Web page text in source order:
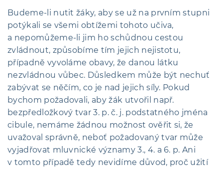
Budeme-li nutit žáky, aby se už na prvním stupni
potýkali se všemi obtížemi tohoto učiva,
a nepomůžeme-li jim ho schůdnou cestou
zvládnout, způsobíme tím jejich nejistotu,
případně vyvoláme obavy, že danou látku
nezvládnou vůbec. Důsledkem může být nechuť
zabývat se něčím, co je nad jejich síly. Pokud
bychom požadovali, aby žák utvořil např.
bezpředložkový tvar 3. p. č. j. podstatného jména
cibule, nemáme žádnou možnost ověřit si, že
uvažoval správně, neboť požadovaný tvar může
vyjadřovat mluvnické významy 3., 4. a 6. p. Ani
v tomto případě tedy nevidíme důvod, proč užití